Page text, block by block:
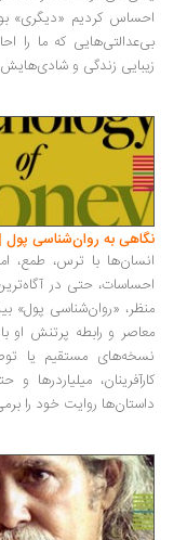
احساس کردیم «دیگری»
بی‌عدالتی‌هایی که ما را
زیبایی زندگی و شادی‌هایش
نگاهی به روان‌شناسی پول
انسان‌ها با ترس، طمع،
احساسات، حتی در
منظر، «روان‌شناسی پول»
معاصر و رابطه پرتنش او
نسخه‌های مستقیم یا
کارآفرینان،
داستان‌ها روایت خود را